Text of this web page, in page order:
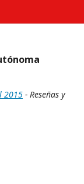
2015 - Reseñas y